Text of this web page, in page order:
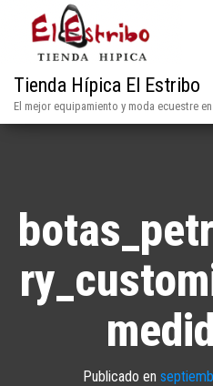
Tienda Hípica El Estribo
El mejor equipamiento y moda ecuestre
Publicado en